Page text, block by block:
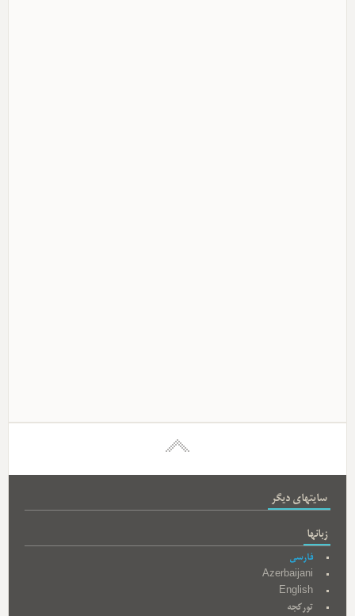
سایتهای دیگر
زبانها
فارسی
Azerbaijani
English
تورکجه